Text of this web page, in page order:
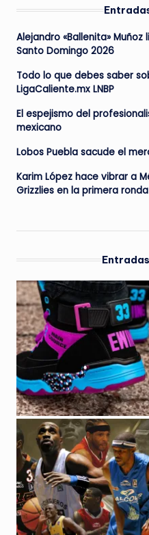
Alejandro «Ballenita»
Santo Domingo 2026
Todo lo que debes saber
LigaCaliente.mx LNBP
El espejismo del
mexicano
Lobos Puebla sacude el
Karim López hace vibrar a
Grizzlies en la primera